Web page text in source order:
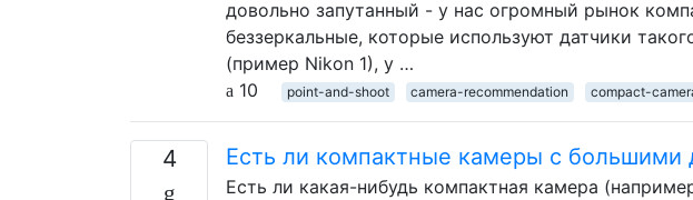
довольно запутанный - у нас огромный рынок
беззеркальные, которые используют датчики
(пример Nikon 1), у …
10
point-and-shoot camera-recommendation compact-
4 Есть ли компактные камеры с большими
Есть ли какая-нибудь компактная камера